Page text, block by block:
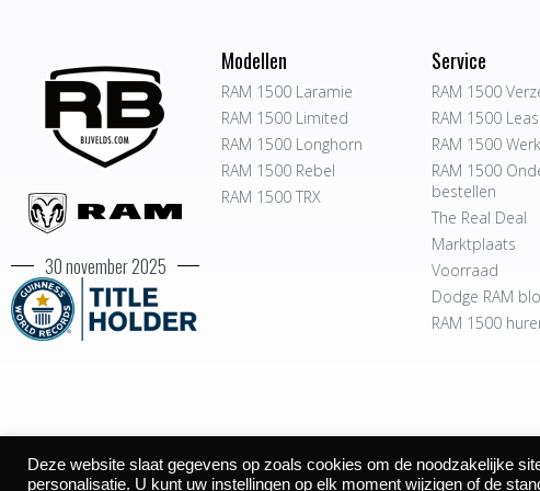
30 november 2025
Modellen
RAM 1500 Laramie
RAM 1500 Limited
RAM 1500 Longhorn
RAM 1500 Rebel
RAM 1500 TRX
Service
RAM 1500
RAM 1500
RAM 1500
RAM 1500
bestellen
The Real Deal
Marktplaats
Voorraad
Dodge RAM
RAM 1500
©2026
Deze website slaat gegevens op zoals cookies om de noodzakelijke
personalisatie. U kunt uw instellingen op elk moment wijzigen of de